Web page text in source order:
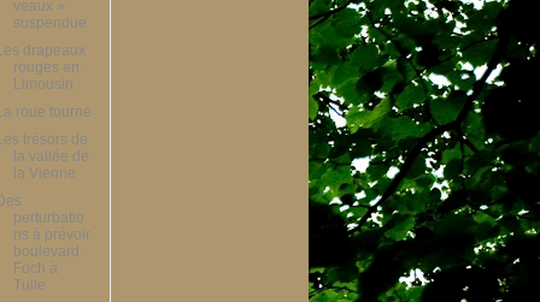
veaux »
suspendue
drapeaux
rouges en
Limousin
roue tourne
trésors de
la vallée de
la Vienne
perturbatio
ns à prévoir
boulevard
Foch à
Tulle